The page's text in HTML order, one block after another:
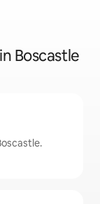
Boscastle